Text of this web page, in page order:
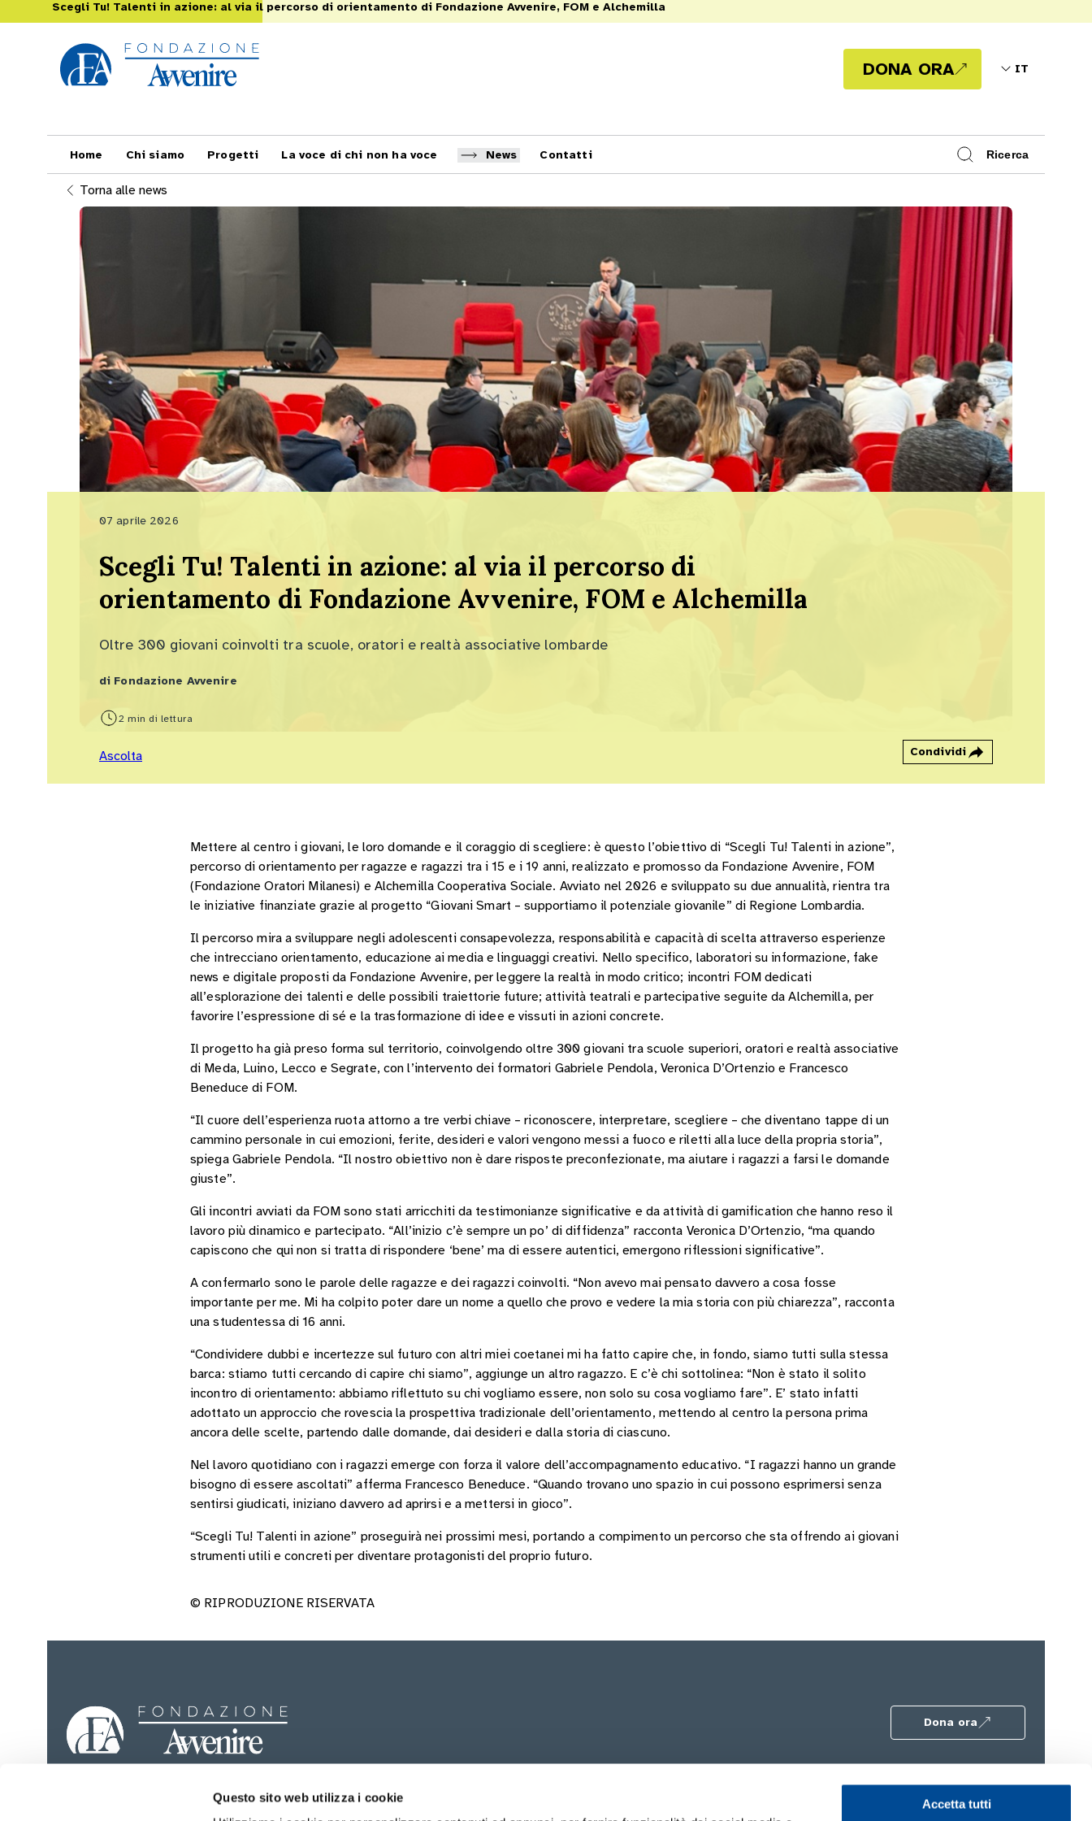
Questo sito web utilizza i cookie
Accetta tutti
DONA ORA
Home Chi siamo Progetti La voce di chi non ha voce News Contatti Ricerca
Scegli Tu! Talenti in azione: al via il percorso di orientamento di Fondazione Avvenire, FOM e Alchemilla
Torna alle news
07 aprile 2026
Scegli Tu! Talenti in azione: al via il percorso di
orientamento di Fondazione Avvenire, FOM e Alchemilla
Oltre 300 giovani coinvolti tra scuole, oratori e realtà associative lombarde
di Fondazione Avvenire
2 min di lettura
Ascolta Condividi
Mettere al centro i giovani, le loro domande e il coraggio di scegliere: è questo l’obiettivo di “Scegli Tu! Talenti in azione”,
percorso di orientamento per ragazze e ragazzi tra i 15 e i 19 anni, realizzato e promosso da Fondazione Avvenire, FOM
(Fondazione Oratori Milanesi) e Alchemilla Cooperativa Sociale. Avviato nel 2026 e sviluppato su due annualità, rientra tra
le iniziative finanziate grazie al progetto “Giovani Smart – supportiamo il potenziale giovanile” di Regione Lombardia.
Il percorso mira a sviluppare negli adolescenti consapevolezza, responsabilità e capacità di scelta attraverso esperienze
che intrecciano orientamento, educazione ai media e linguaggi creativi. Nello specifico, laboratori su informazione, fake
news e digitale proposti da Fondazione Avvenire, per leggere la realtà in modo critico; incontri FOM dedicati
all’esplorazione dei talenti e delle possibili traiettorie future; attività teatrali e partecipative seguite da Alchemilla, per
favorire l’espressione di sé e la trasformazione di idee e vissuti in azioni concrete.
Il progetto ha già preso forma sul territorio, coinvolgendo oltre 300 giovani tra scuole superiori, oratori e realtà associative
di Meda, Luino, Lecco e Segrate, con l’intervento dei formatori Gabriele Pendola, Veronica D’Ortenzio e Francesco
Beneduce di FOM.
“Il cuore dell’esperienza ruota attorno a tre verbi chiave – riconoscere, interpretare, scegliere – che diventano tappe di un
cammino personale in cui emozioni, ferite, desideri e valori vengono messi a fuoco e riletti alla luce della propria storia”,
spiega Gabriele Pendola. “Il nostro obiettivo non è dare risposte preconfezionate, ma aiutare i ragazzi a farsi le domande
giuste”.
Gli incontri avviati da FOM sono stati arricchiti da testimonianze significative e da attività di gamification che hanno reso il
lavoro più dinamico e partecipato. “All’inizio c’è sempre un po’ di diffidenza” racconta Veronica D’Ortenzio, “ma quando
capiscono che qui non si tratta di rispondere ‘bene’ ma di essere autentici, emergono riflessioni significative”.
A confermarlo sono le parole delle ragazze e dei ragazzi coinvolti. “Non avevo mai pensato davvero a cosa fosse
importante per me. Mi ha colpito poter dare un nome a quello che provo e vedere la mia storia con più chiarezza”, racconta
una studentessa di 16 anni.
“Condividere dubbi e incertezze sul futuro con altri miei coetanei mi ha fatto capire che, in fondo, siamo tutti sulla stessa
barca: stiamo tutti cercando di capire chi siamo”, aggiunge un altro ragazzo. E c’è chi sottolinea: “Non è stato il solito
incontro di orientamento: abbiamo riflettuto su chi vogliamo essere, non solo su cosa vogliamo fare”. E’ stato infatti
adottato un approccio che rovescia la prospettiva tradizionale dell’orientamento, mettendo al centro la persona prima
ancora delle scelte, partendo dalle domande, dai desideri e dalla storia di ciascuno.
Nel lavoro quotidiano con i ragazzi emerge con forza il valore dell’accompagnamento educativo. “I ragazzi hanno un grande
bisogno di essere ascoltati” afferma Francesco Beneduce. “Quando trovano uno spazio in cui possono esprimersi senza
sentirsi giudicati, iniziano davvero ad aprirsi e a mettersi in gioco”.
“Scegli Tu! Talenti in azione” proseguirà nei prossimi mesi, portando a compimento un percorso che sta offrendo ai giovani
strumenti utili e concreti per diventare protagonisti del proprio futuro.
© RIPRODUZIONE RISERVATA
Dona ora
Fondazione Avvenire ETS